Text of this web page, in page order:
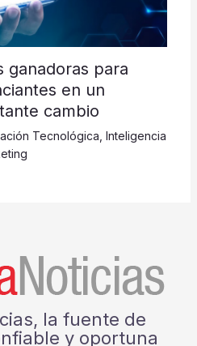
ganadoras para
en un
cambio
Tecnológica Inteligencia
la fuente de
y oportuna